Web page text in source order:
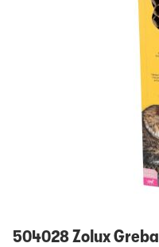
504028 Zolux